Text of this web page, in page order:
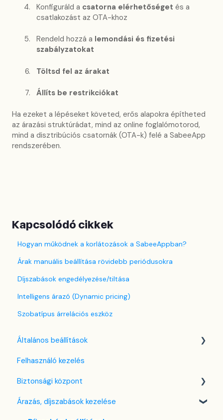
Konfiguráld a csatorna elérhetőséget és a
csatlakozást az OTA-khoz
Rendeld hozzá a lemondási és fizetési
szabályzatokat
Töltsd fel az árakat
Állíts be restrikciókat
Ha ezeket a lépéseket követed, erős alapokra építheted
az árazási struktúrádat, mind az online foglalómotorod,
mind a disztribúciós csatornák (OTA-k) felé a SabeeApp
rendszerében.
Kapcsolódó cikkek
Hogyan működnek a korlátozások a SabeeAppban?
Árak manuális beállítása rövidebb periódusokra
Díjszabások engedélyezése/tiltása
Intelligens árazó (Dynamic pricing)
Szobatípus árrelációs eszköz
Általános beállítások
Nyelv beállítások
Cég / Szálláshely beállítások
Adó beállítások
Felhasználó kezelés
Biztonsági központ
Kulcsfájl kezelés
Árazás, díjszabások kezelése